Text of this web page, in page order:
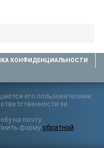
КОНФИДЕНЦИАЛЬНОСТИ
его пользователями.
за
на почту
форму обратной